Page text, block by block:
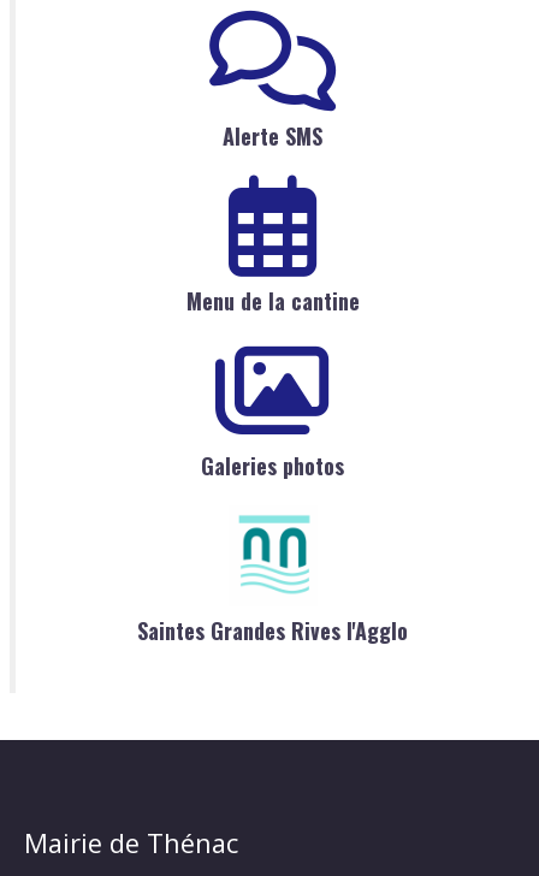
Alerte SMS
Menu de la cantine
Galeries photos
Saintes Grandes Rives l'Agglo
Mairie de Thénac